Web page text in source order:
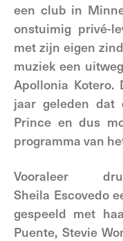
een club in
onstuimig privé-
met zijn eigen
muziek een
Apollonia
jaar geleden dat
Prince en dus
programma van
Vooraleer
Sheila Escovedo
gespeeld met
Puente, Stevie